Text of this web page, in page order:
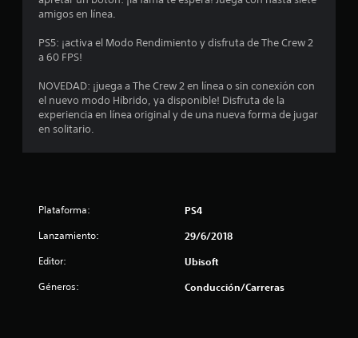
1
e
s
t
amigos en línea.
PS5: ¡activa el Modo Rendimiento y disfruta de The Crew 2
a 60 FPS!
NOVEDAD: ¡juega a The Crew 2 en línea o sin conexión con
el nuevo modo Híbrido, ya disponible! Disfruta de la
experiencia en línea original y de una nueva forma de jugar
en solitario.
Plataforma: PS4
Lanzamiento: 29/6/2018
Editor: Ubisoft
Géneros: Conducción/Carreras